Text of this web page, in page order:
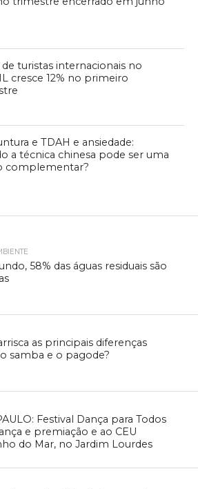
de turistas internacionais no
cresce 12% no primeiro
e TDAH e ansiedade:
a técnica chinesa pode ser uma
complementar?
58% das águas residuais são
as principais diferenças
samba e o pagode?
Festival Dança para Todos
e premiação e ao CEU
do Mar, no Jardim Lourdes